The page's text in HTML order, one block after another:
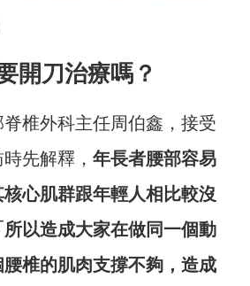
開刀治療嗎？
椎外科主任周伯鑫，接受
先解釋， 年長者腰部容易
心肌群跟年輕人相比較沒
以造成大家在做同一個動
椎的肌肉支撐不夠，造成